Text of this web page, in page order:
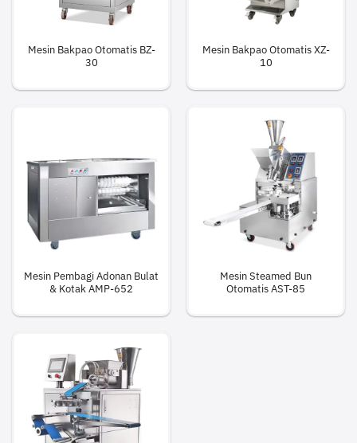
Mesin Bakpao Otomatis BZ-
30
Mesin Bakpao Otomatis XZ-
10
Mesin Pembagi Adonan Bulat
& Kotak AMP-652
Mesin Steamed Bun
Otomatis AST-85